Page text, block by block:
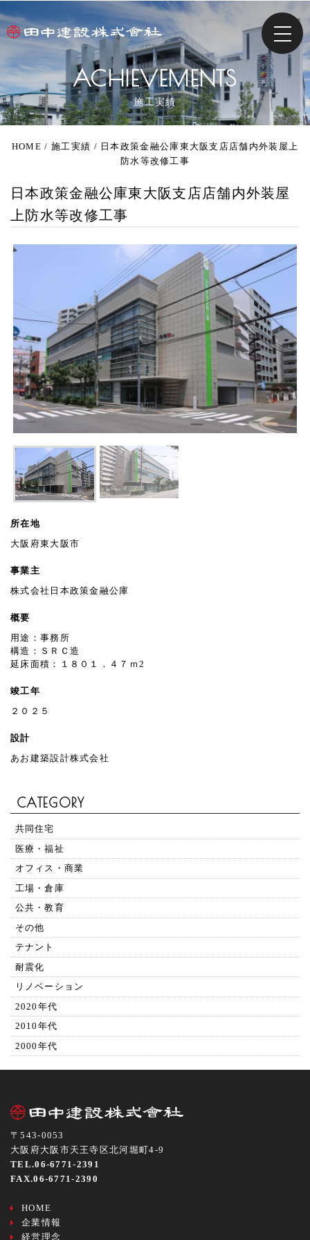
ACHIEVEMENTS
施工実績
HOME / 施工実績 / 日本政策金融公庫東大阪支店店舗内外装屋上
防水等改修工事
日本政策金融公庫東大阪支店店舗内外装屋
上防水等改修工事
所在地
大阪府東大阪市
事業主
株式会社日本政策金融公庫
概要
用途：事務所
構造：ＳＲＣ造
延床面積：１８０１．４７ｍ2
竣工年
２０２５
設計
あお建築設計株式会社
CATEGORY
共同住宅
医療・福祉
オフィス・商業
工場・倉庫
公共・教育
その他
テナント
耐震化
リノベーション
2020年代
2010年代
2000年代
〒543-0053
大阪府大阪市天王寺区北河堀町4-9
TEL.06-6771-2391
FAX.06-6771-2390
HOME
企業情報
経営理念